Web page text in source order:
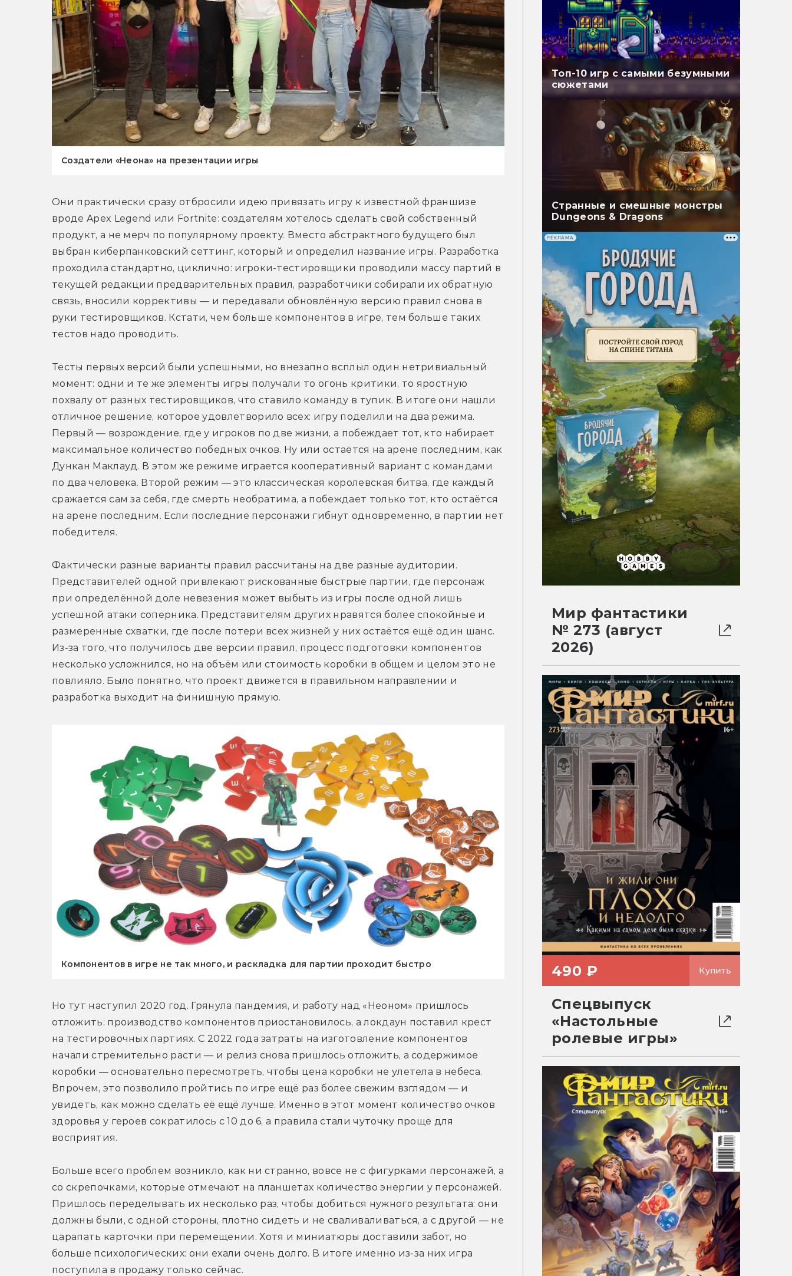
Создатели «Неона» на презентации игры
Они практически сразу отбросили идею привязать игру к известной франшизе
вроде Apex Legend или Fortnite: создателям хотелось сделать свой собственный
продукт, а не мерч по популярному проекту. Вместо абстрактного будущего был
выбран киберпанковский сеттинг, который и определил название игры. Разработка
проходила стандартно, циклично: игроки-тестировщики проводили массу партий в
текущей редакции предварительных правил, разработчики собирали их обратную
связь, вносили коррективы — и передавали обновлённую версию правил снова в
руки тестировщиков. Кстати, чем больше компонентов в игре, тем больше таких
тестов надо проводить.
Тесты первых версий были успешными, но внезапно всплыл один нетривиальный
момент: одни и те же элементы игры получали то огонь критики, то яростную
похвалу от разных тестировщиков, что ставило команду в тупик. В итоге они нашли
отличное решение, которое удовлетворило всех: игру поделили на два режима.
Первый — возрождение, где у игроков по две жизни, а побеждает тот, кто набирает
максимальное количество победных очков. Ну или остаётся на арене последним, как
Дункан Маклауд. В этом же режиме играется кооперативный вариант с командами
по два человека. Второй режим — это классическая королевская битва, где каждый
сражается сам за себя, где смерть необратима, а побеждает только тот, кто остаётся
на арене последним. Если последние персонажи гибнут одновременно, в партии нет
победителя.
Фактически разные варианты правил рассчитаны на две разные аудитории.
Представителей одной привлекают рискованные быстрые партии, где персонаж
при определённой доле невезения может выбыть из игры после одной лишь
успешной атаки соперника. Представителям других нравятся более спокойные и
размеренные схватки, где после потери всех жизней у них остаётся ещё один шанс.
Из-за того, что получилось две версии правил, процесс подготовки компонентов
несколько усложнился, но на объём или стоимость коробки в общем и целом это не
повлияло. Было понятно, что проект движется в правильном направлении и
разработка выходит на финишную прямую.
Компонентов в игре не так много, и раскладка для партии проходит быстро
Но тут наступил 2020 год. Грянула пандемия, и работу над «Неоном» пришлось
отложить: производство компонентов приостановилось, а локдаун поставил крест
на тестировочных партиях. С 2022 года затраты на изготовление компонентов
начали стремительно расти — и релиз снова пришлось отложить, а содержимое
коробки — основательно пересмотреть, чтобы цена коробки не улетела в небеса.
Впрочем, это позволило пройтись по игре ещё раз более свежим взглядом — и
увидеть, как можно сделать её ещё лучше. Именно в этот момент количество очков
здоровья у героев сократилось с 10 до 6, а правила стали чуточку проще для
восприятия.
Больше всего проблем возникло, как ни странно, вовсе не с фигурками персонажей, а
со скрепочками, которые отмечают на планшетах количество энергии у персонажей.
Пришлось переделывать их несколько раз, чтобы добиться нужного результата: они
должны были, с одной стороны, плотно сидеть и не сваливаливаться, а с другой — не
царапать карточки при перемещении. Хотя и миниатюры доставили забот, но
больше психологических: они ехали очень долго. В итоге именно из-за них игра
поступила в продажу только сейчас.
Топ-10 игр с самыми безумными
сюжетами
Странные и смешные монстры
Dungeons & Dragons
РЕКЛАМА
Мир фантастики
№ 273 (август
2026)
490 ₽ Купить
Спецвыпуск
«Настольные
ролевые игры»